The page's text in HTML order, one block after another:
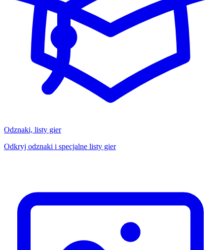
Odznaki, listy gier
Odkryj odznaki i specjalne listy gier